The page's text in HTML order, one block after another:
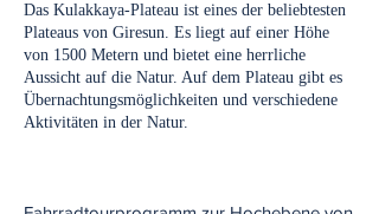
Das Kulakkaya-Plateau ist eines der beliebtesten
Plateaus von Giresun. Es liegt auf einer Höhe
von 1500 Metern und bietet eine herrliche
Aussicht auf die Natur. Auf dem Plateau gibt es
Übernachtungsmöglichkeiten und verschiedene
Aktivitäten in der Natur.